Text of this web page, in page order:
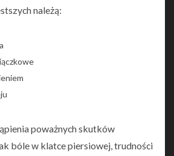
należą:
poważnych skutków
bóle w klatce piersiowej, trudności